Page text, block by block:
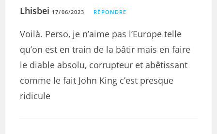
Lhisbei 17/06/2023 RÉPONDRE
Voilà. Perso, je n’aime pas l’Europe telle
qu’on est en train de la bâtir mais en faire
le diable absolu, corrupteur et abêtissant
comme le fait John King c’est presque
ridicule